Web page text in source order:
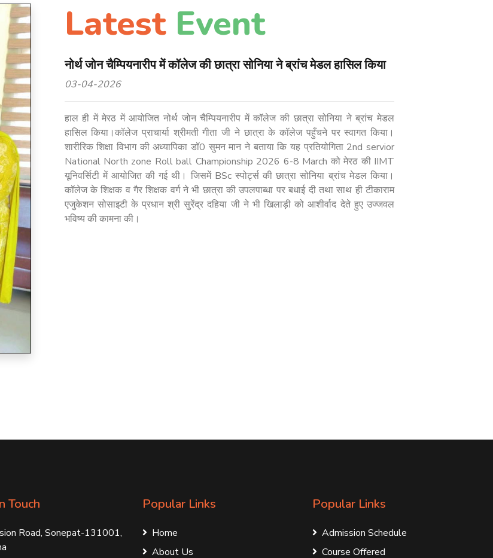
Latest Event
नोर्थ जोन चैम्पियनारीप में कॉलेज की छात्रा सोनिया ने ब्रांच मेडल हासिल किया
03-04-2026
हाल ही में मेरठ में आयोजित नोर्थ जोन चैम्पियनारीप में कॉलेज की छात्रा सोनिया ने ब्रांच मेडल
हासिल किया।कॉलेज प्राचार्या श्रीमती गीता जी ने छात्रा के कॉलेज पहुँचने पर स्वागत किया।
शारीरिक शिक्षा विभाग की अध्यापिका डॉ0 सुमन मान ने बताया कि यह प्रतियोगिता 2nd servior
National North zone Roll ball Championship 2026 6-8 March को मेरठ की IIMT
यूनिवर्सिटी में आयोजित की गई थी। जिसमें BSc स्पोर्ट्स की छात्रा सोनिया ब्रांच मेडल किया।
कॉलेज के शिक्षक व गैर शिक्षक वर्ग ने भी छात्रा की उपलपाब्धा पर बधाई दी तथा साथ ही टीकाराम
एजुकेशन सोसाइटी के प्रधान श्री सुरेंद्र दहिया जी ने भी खिलाड़ी को आशीर्वाद देते हुए उज्जवल
भविष्य की कामना की।
Touch
Road, Sonepat-131001,
Popular Links
Home
About Us
Popular Links
Admission Schedule
Course Offered